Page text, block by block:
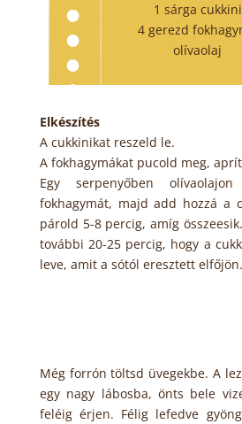
1 sárga cukkini
4 gerezd
olívaolaj
Elkészítés
A cukkinikat reszeld le.
A fokhagymákat pucold meg,
Egy serpenyőben
fokhagymát, majd add hozzá a
párold 5-8 percig, amíg
további 20-25 percig, hogy a
leve, amit a sótól eresztett elfőjön.
Még forrón töltsd üvegekbe. A
egy nagy lábosba, önts bele
feléig érjen. Félig lefedve